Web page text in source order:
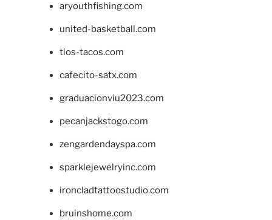
aryouthfishing.com
united-basketball.com
tios-tacos.com
cafecito-satx.com
graduacionviu2023.com
pecanjackstogo.com
zengardendayspa.com
sparklejewelryinc.com
ironcladtattoostudio.com
bruinshome.com